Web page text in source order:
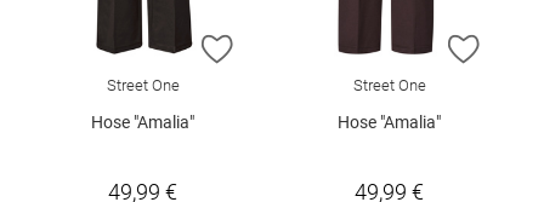
ZUR WUNSCHLISTE HINZUFÜGEN
Street One
Hose "Amalia"
49,99 €
ZUR
Street One
Hose "Amalia"
49,99 €